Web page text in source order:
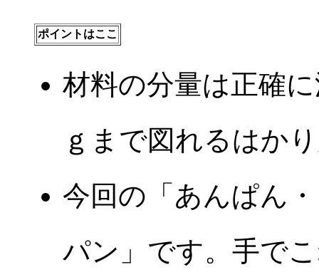
ポイントはここ
材料の分量は正確
ｇまで図れるはか
今回の「あんぱん
パン」です。手で